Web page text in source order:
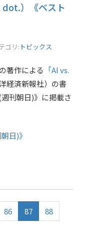
dot.）《ベスト
ゴリ: トピックス
著作による
「AI vs.
洋経済新報社）の書
刊朝日)》に掲載さ
日)》
86 87
88